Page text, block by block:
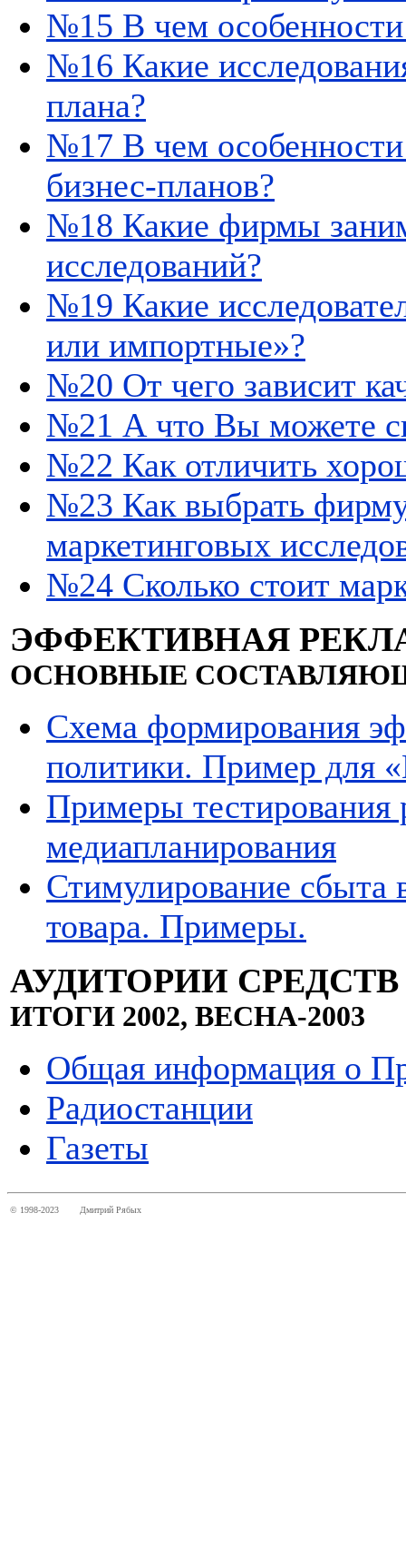
№15 В чем особенности
№16 Какие
плана?
№17 В чем
бизнес-планов?
№18 Какие фирмы
исследований?
№19 Какие
или импортные»?
№20 От чего зависит
№21 А что Вы можете
№22 Как отличить
№23 Как выбрать
маркетинговых
№24 Сколько стоит
ЭФФЕКТИВНАЯ
ОСНОВНЫЕ
Схема формирования
политики. Пример для
Примеры
медиапланирования
Стимулирование сбыта
товара. Примеры.
АУДИТОРИИ
ИТОГИ 2002, ВЕСНА-2003
Общая информация о
Радиостанции
Газеты
© 1998-2023 Дмитрий Рябых